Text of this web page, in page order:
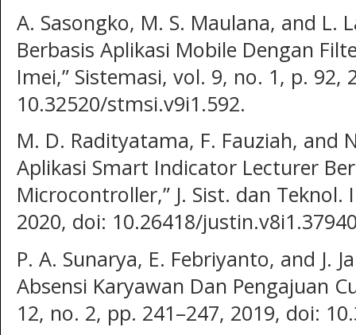
A. Sasongko, M. S. Maulana, and L.
Berbasis Aplikasi Mobile Dengan
Imei,” Sistemasi, vol. 9, no. 1, p. 92,
10.32520/stmsi.v9i1.592.
M. D. Radityatama, F. Fauziah, and
Aplikasi Smart Indicator Lecturer
Microcontroller,” J. Sist. dan
2020, doi: 10.26418/
P. A. Sunarya, E. Febriyanto, and J.
Absensi Karyawan Dan Pengajuan
12, no. 2, pp. 241–247, 2019, doi: